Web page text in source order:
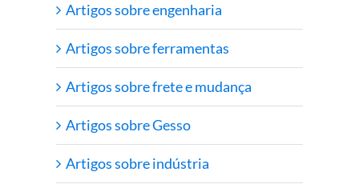
Artigos sobre engenharia
Artigos sobre ferramentas
Artigos sobre frete e mudança
Artigos sobre Gesso
Artigos sobre indústria